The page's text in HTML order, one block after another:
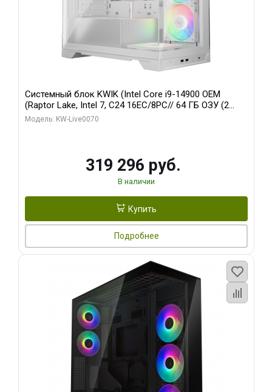
Системный блок KWIK (Intel Core i9-14900 OEM
(Raptor Lake, Intel 7, C24 16EC/8PC// 64 ГБ ОЗУ (2
модуля)/ Gigabyte RTX5080 XTREME WATERFORCE
Модель: KW-Live0070
319 296 руб.
В наличии
Купить
Подробнее